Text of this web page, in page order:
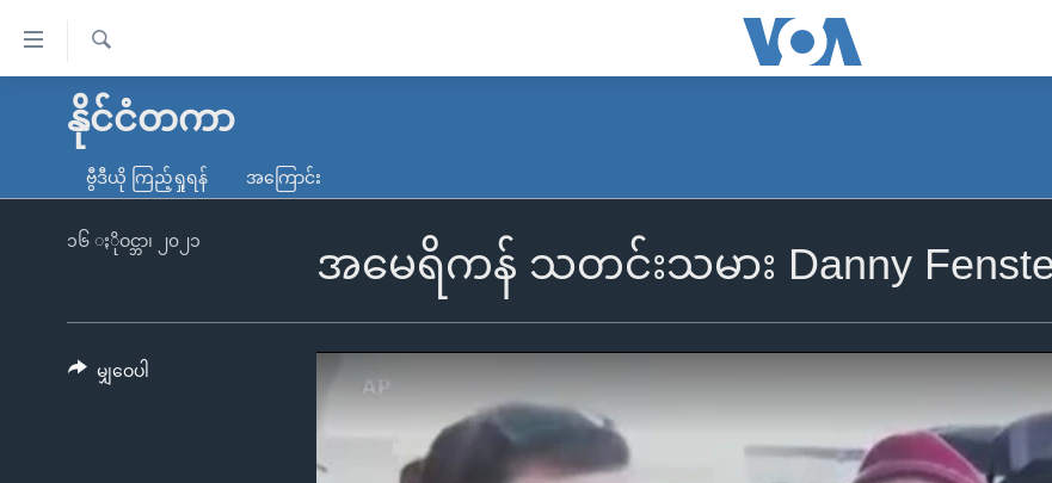
လွယ်ကူ
သည့်
မူလစာမျက်နှာ
ကမ္ဘာ့သတင်းများ
နိုင်ငံတကာ
တရုတ်
အစ္စရေး-ပါလက်စတိုင်း
ရပ်ဝန်းတခု လမ်းတခု အလွန်
အင်္ဂလိပ်စာလေ့လာမယ်
ရှာဖွေ
ရ
လာ
နိုင်ငံတကာ
ဗွီဒီယို ကြည့်ရှုရန် အကြောင်း
အမေရိကန် သတင်းသမား Danny
၁၆ ႏိုဝင္ဘာ၊ ၂၀၂၁
မျှဝေပါ